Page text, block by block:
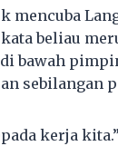
beliau
bawah
sebilangan
kerja kita.”